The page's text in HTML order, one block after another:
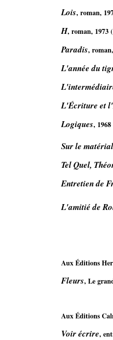
Lois, roman,
H, roman, 1973
Paradis,
L'année du
L'Écriture et
Logiques, 1968
Sur le
Tel Quel,
Entretien de
L'amitié de
Aux Éditions
Fleurs, Le
Aux Éditions
Voir écrire,